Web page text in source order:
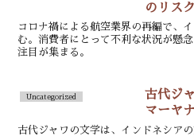
のリスク
コロナ禍による航空業界の再編で、
む。消費者にとって不利な状況が懸
注目が集まる。
Uncategorized
古代ジ
マーヤ
古代ジャワの文学は、インドネシア